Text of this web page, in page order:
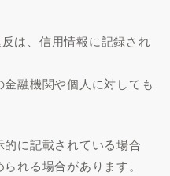
は、信用情報に記録され
融機関や個人に対しても
に記載されている場合
れる場合があります。